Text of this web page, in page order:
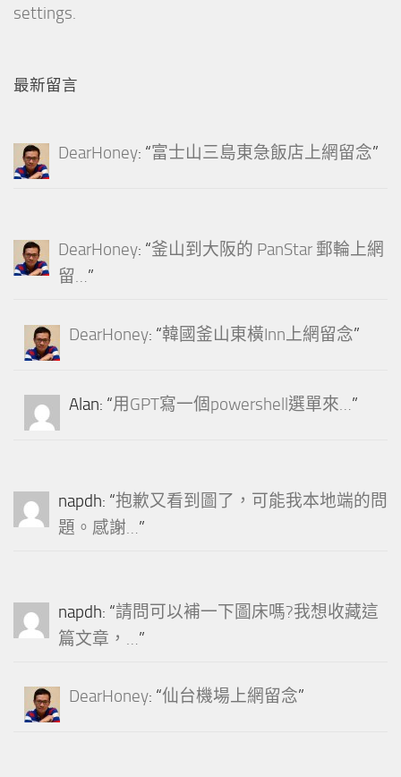
settings.
最新留言
DearHoney: “富士山三島東急飯店上網留念”
DearHoney: “釜山到大阪的 PanStar 郵輪上網
留…”
DearHoney: “韓國釜山東橫Inn上網留念”
Alan: “用GPT寫一個powershell選單來…”
napdh: “抱歉又看到圖了，可能我本地端的問
題。感謝…”
napdh: “請問可以補一下圖床嗎?我想收藏這
篇文章，…”
DearHoney: “仙台機場上網留念”